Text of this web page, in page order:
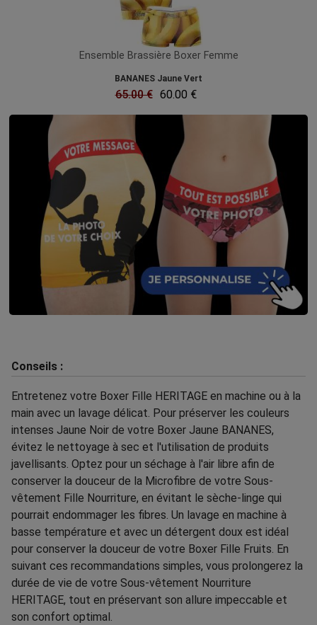
Ensemble Brassière Boxer Femme
BANANES Jaune Vert
65.00 € 60.00 €
Conseils :
Entretenez votre Boxer Fille HERITAGE en machine ou à la
main avec un lavage délicat. Pour préserver les couleurs
intenses Jaune Noir de votre Boxer Jaune BANANES,
évitez le nettoyage à sec et l'utilisation de produits
javellisants. Optez pour un séchage à l'air libre afin de
conserver la douceur de la Microfibre de votre Sous-
vêtement Fille Nourriture, en évitant le sèche-linge qui
pourrait endommager les fibres. Un lavage en machine à
basse température et avec un détergent doux est idéal
pour conserver la douceur de votre Boxer Fille Fruits. En
suivant ces recommandations simples, vous prolongerez la
durée de vie de votre Sous-vêtement Nourriture
HERITAGE, tout en préservant son allure impeccable et
son confort optimal.